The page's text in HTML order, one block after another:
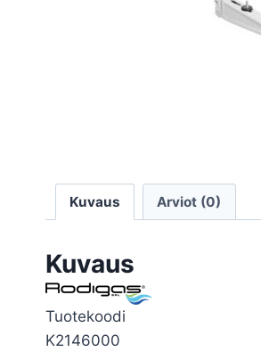
Kuvaus Arviot (0)
Kuvaus
Tuotekoodi
K2146000